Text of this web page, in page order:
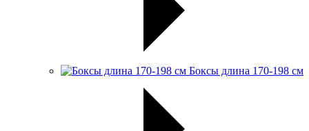
Боксы длина 170-198 см